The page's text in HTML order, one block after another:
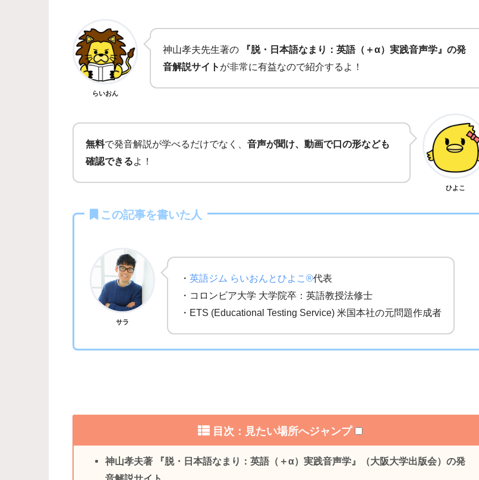
らいおん
神山孝夫先生著の 『脱・日本語なまり：英語（＋α）実践音声学』の発
音解説サイト が非常に有益なので紹介するよ！
無料で発音解説が学べるだけでなく、 音声が聞け、動画で口の形なども
確認できる よ！
ひよこ
この記事を書いた人
サラ
・ 英語ジム らいおんとひよこ®代表
・コロンビア大学 大学院卒：英語教授法修士
・ETS (Educational Testing Service) 米国本社の元問題作成者
目次：見たい場所へジャンプ
神山孝夫著 『脱・日本語なまり：英語（＋α）実践音声学』（大阪大学出版会）の発